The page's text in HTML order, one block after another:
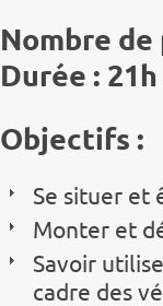
Nombre
Durée : 21h
Objectifs :
Se situer et
Monter et
Savoir
cadre des